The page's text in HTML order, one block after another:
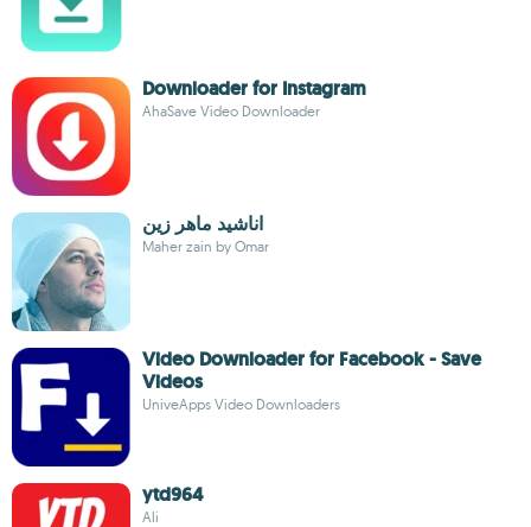
Downloader for Instagram
AhaSave Video Downloader
اناشيد ‏ماهر ‏زين
Maher zain by Omar
Video Downloader for Facebook - Save
Videos
UniveApps Video Downloaders
ytd964
Ali